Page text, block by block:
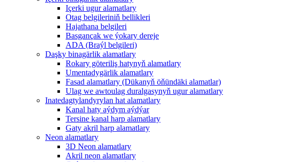
Içerki ugur alamatlary
Otag belgileriniň bellikleri
Hajathana belgileri
Basgançak we ýokary dereje
ADA (Braýl belgileri)
Daşky binagärlik alamatlary
Rokary göteriliş hatynyň alamatlary
Umentadygärlik alamatlary
Fasad alamatlary (Dükanyň öňündäki alamatlar)
Ulag we awtoulag duralgasynyň ugur alamatlary
Inatedagtylandyrylan hat alamatlary
Kanal haty aýdym aýdýar
Tersine kanal harp alamatlary
Gaty akril harp alamatlary
Neon alamatlary
3D Neon alamatlary
Akril neon alamatlary